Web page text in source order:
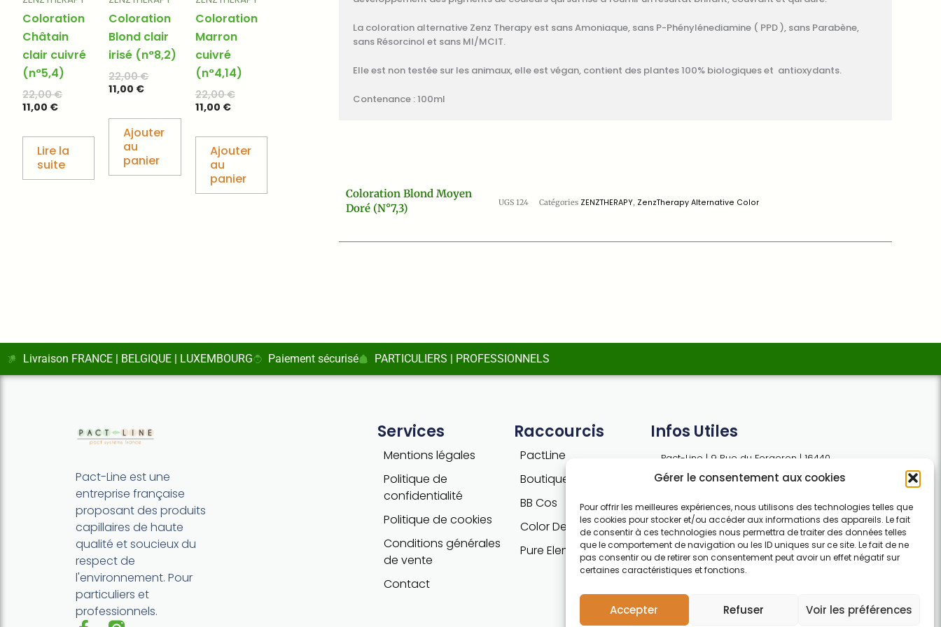
Gérer le consentement aux cookies
Pour offrir les meilleures expériences, nous utilisons des technologies telles que
les cookies pour stocker et/ou accéder aux informations des appareils. Le fait
de consentir à ces technologies nous permettra de traiter des données telles
que le comportement de navigation ou les ID uniques sur ce site. Le fait de ne
pas consentir ou de retirer son consentement peut avoir un effet négatif sur
certaines caractéristiques et fonctions.
Accepter Refuser Voir les préférences
Coloration
Châtain
clair cuivré
(n°5,4)
22,00€
11,00 €
Lire la
suite
Coloration
Blond clair
irisé (n°8,2)
22,00€
11,00 €
Ajouter
au
panier
Coloration
Marron
cuivré
(n°4,14)
22,00€
11,00 €
Ajouter
au
panier
La coloration alternative Zenz Therapy est sans Amoniaque, sans P-Phénylénediamine ( PPD ), sans Parabène,
sans Résorcinol et sans MI/MCIT.
Elle est non testée sur les animaux, elle est végan, contient des plantes 100% biologiques et antioxydants.
Contenance : 100ml
Coloration Blond Moyen
Doré (n°7,3)
UGS124 Catégories ZENZTHERAPY, ZenzTherapy Alternative Color
Livraison FRANCE | BELGIQUE | LUXEMBOURG Paiement sécurisé PARTICULIERS | PROFESSIONNELS
Pact-Line est une
entreprise française
proposant des produits
capillaires de haute
qualité et soucieux du
respect de
l'environnement. Pour
particuliers et
professionnels.
Services
Mentions légales
Politique de
confidentialité
Politique de cookies
Conditions générales
de vente
Contact
Raccourcis
PactLine
Boutique PactLine
BB Cos
Color Defence
Pure Elements
Infos Utiles
Pact-Line | 9 Rue du Forgeron | 16440
SIREUIL | FRANCE
contact@pact-line.com
Tel : +33 (0)7 54 37 97 74
Horaires: Lundi · 13h30 · 17h30 | Mardi,
mercredi, jeudi : 09h30 · 12h30 /
13h30 · 17h30 | Vendredi : 09h30 ·